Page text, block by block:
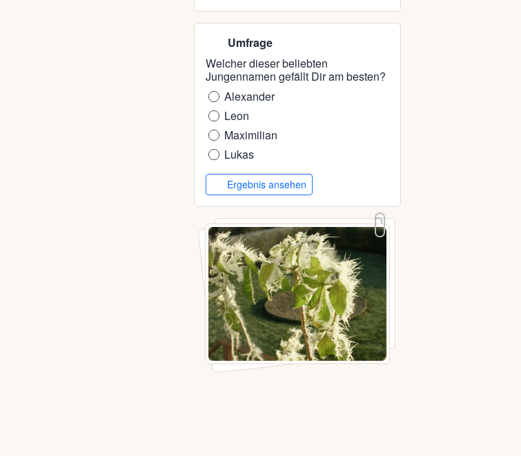
Umfrage
Welcher dieser beliebten
Jungennamen gefällt Dir am besten?
Alexander
Leon
Maximilian
Lukas
Ergebnis ansehen